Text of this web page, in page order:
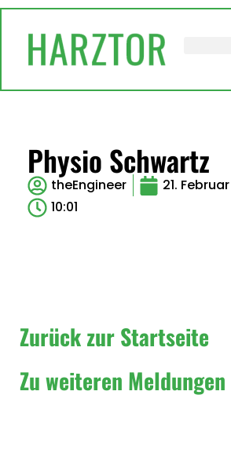
Physio Schwartz
theEngineer
21.
10:01
Zurück zur Startseite
Zu weiteren Meldungen